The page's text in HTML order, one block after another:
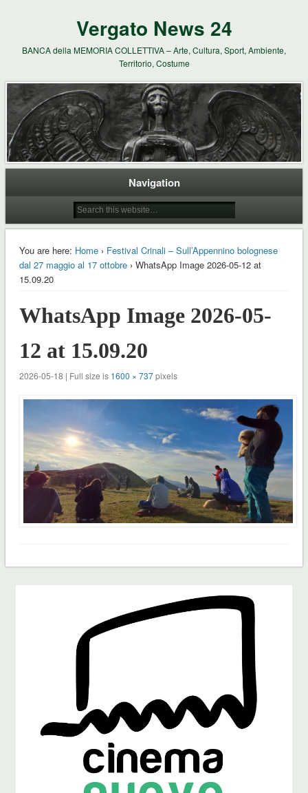
Vergato News 24
BANCA della MEMORIA COLLETTIVA – Arte, Cultura, Sport, Ambiente,
Territorio, Costume
Navigation
You are here: Home› Festival Crinali – Sull’Appennino bolognese
dal 27 maggio al 17 ottobre› WhatsApp Image 2026-05-12 at
15.09.20
WhatsApp Image 2026-05-
12 at 15.09.20
2026-05-18 | Full size is 1600 × 737pixels